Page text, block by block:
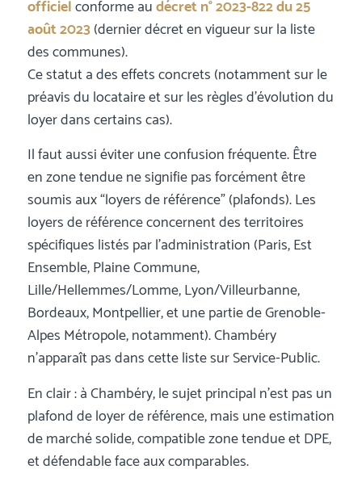
officielconforme audécret n° 2023-822 du 25
août 2023 (dernier décret en vigueur sur la liste
des communes).
Ce statut a des effets concrets (notamment sur le
préavis du locataire et sur les règles d’évolution du
loyer dans certains cas).
Il faut aussi éviter une confusion fréquente. Être
en zone tendue ne signifie pas forcément être
soumis aux “loyers de référence” (plafonds). Les
loyers de référence concernent des territoires
spécifiques listés par l’administration (Paris, Est
Ensemble, Plaine Commune,
Lille/Hellemmes/Lomme, Lyon/Villeurbanne,
Bordeaux, Montpellier, et une partie de Grenoble-
Alpes Métropole, notamment). Chambéry
n’apparaît pas dans cette liste sur Service-Public.
En clair : à Chambéry, le sujet principal n’est pas un
plafond de loyer de référence, mais une estimation
de marché solide, compatible zone tendue et DPE,
et défendable face aux comparables.